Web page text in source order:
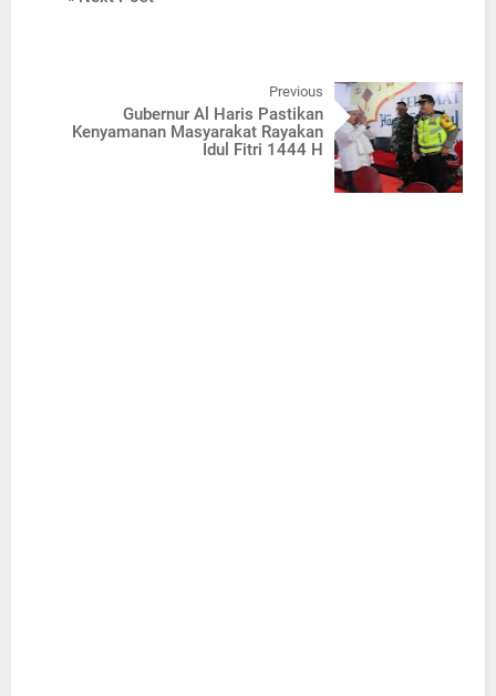
Previous
Gubernur Al Haris Pastikan
Kenyamanan Masyarakat Rayakan
Idul Fitri 1444 H